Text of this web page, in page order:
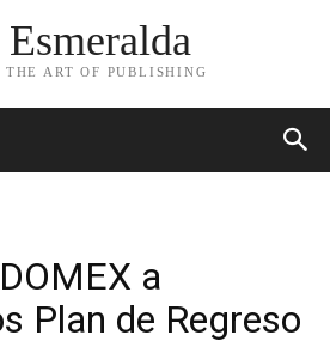
THE ART OF PUBLISHING
a
Plan de Regreso